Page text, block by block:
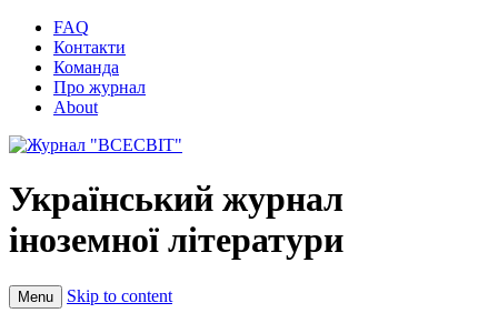
FAQ
Контакти
Команда
Про журнал
About
Український журнал
іноземної літератури
Menu Skip to content